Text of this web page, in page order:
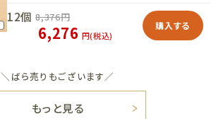
12個 8,376円
6,276 円(税込)
購入する
＼ばら売りもございます／
もっと見る